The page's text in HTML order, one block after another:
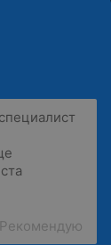
Рекомендую